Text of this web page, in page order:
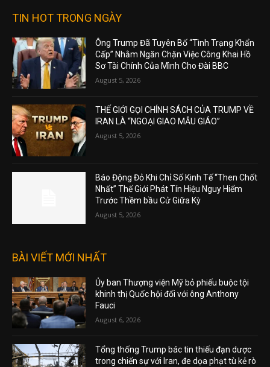
TIN HOT TRONG NGÀY
Ông Trump Đã Tuyên Bố “Tình Trạng Khẩn
Cấp” Nhằm Ngăn Chặn Việc Công Khai Hồ
Sơ Tài Chính Của Mình Cho Đài BBC
August 5, 2026
THẾ GIỚI GỌI CHÍNH SÁCH CỦA TRUMP VỀ
IRAN LÀ “NGOẠI GIAO MẪU GIÁO”
August 5, 2026
Báo Động Đỏ Khi Chỉ Số Kinh Tế “Then Chốt
Nhất” Thế Giới Phát Tín Hiệu Nguy Hiểm
Trước Thềm bầu Cử Giữa Kỳ
August 5, 2026
BÀI VIẾT MỚI NHẤT
Ủy ban Thượng viện Mỹ bỏ phiếu buộc tội
khinh thị Quốc hội đối với ông Anthony
Fauci
August 6, 2026
Tổng thống Trump bác tin thiếu đạn dược
trong chiến sự với Iran, đe dọa phạt tù kẻ rò